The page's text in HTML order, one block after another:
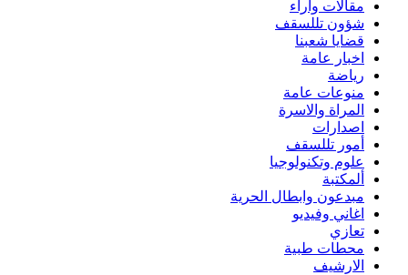
مقالات وآراء
شؤون تللسقف
قضايا شعبنا
اخبار عامة
رياضة
منوعات عامة
المراة والاسرة
اصدارات
أمور تللسقف
علوم وتكنولوجيا
ألمكتبة
مبدعون وابطال الحرية
اغاني وفيديو
تعازي
محطات طبية
الارشيف